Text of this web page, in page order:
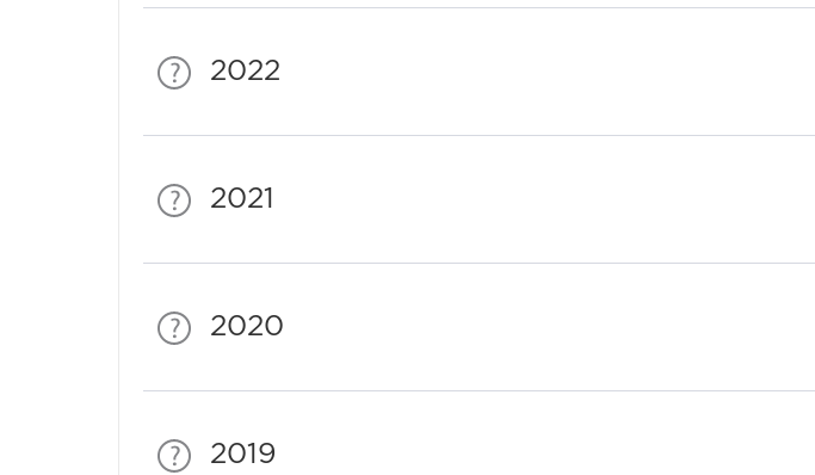
2022
2021
2020
2019